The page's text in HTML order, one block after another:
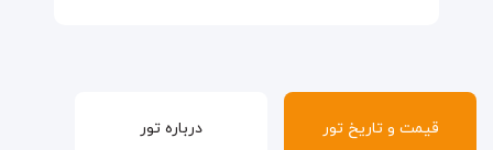
قیمت و تاریخ تور درباره تور